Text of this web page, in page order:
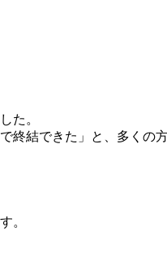
た。
結できた」と、多くの
。